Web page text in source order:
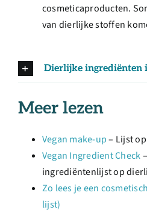
cosmeticaproducten.
van dierlijke stoffen
Dierlijke ingrediënten
Meer lezen
Vegan make-up– Lijst
Vegan Ingredient Check
ingrediëntenlijst op
Zo lees je een
lijst)